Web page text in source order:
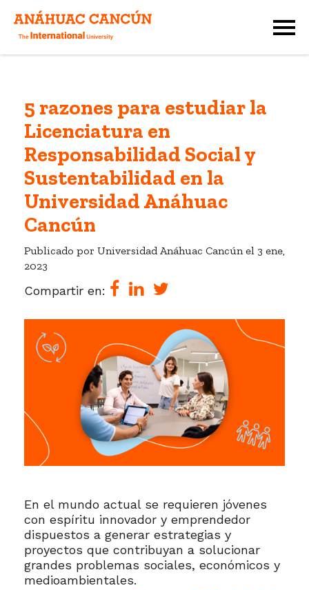
5 razones para estudiar la
Licenciatura en
Responsabilidad Social y
Sustentabilidad en la
Universidad Anáhuac
Cancún
Publicado por Universidad Anáhuac Cancún el 3 ene,
2023
Compartir en:
En el mundo actual se requieren jóvenes
con espíritu innovador y emprendedor
dispuestos a generar estrategias y
proyectos que contribuyan a solucionar
grandes problemas sociales, económicos y
medioambientales.